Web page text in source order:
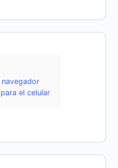
navegador
el celular